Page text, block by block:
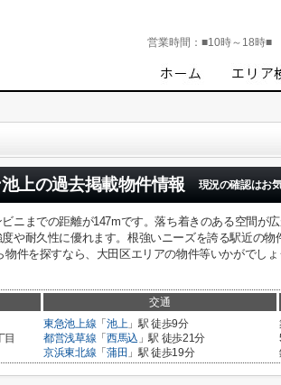
営業時間： ■10時～18時■
上の過去掲載物件情報 現況の確認はお
ニまでの距離が147mです。落ち着きのある空間が
や耐久性に優れます。根強いニーズを誇る駅近の
物件を探すなら、大田区エリアの物件等いかがでし
交通
目
東急池上線 「 池上」駅 徒歩9分
都営浅草線 「 西馬込 」駅 徒歩21分
京浜東北線 「 蒲田 」駅 徒歩19分